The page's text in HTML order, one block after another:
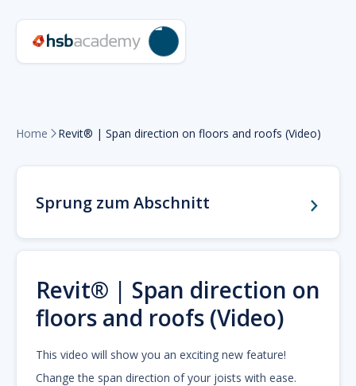
Home  Revit® | Span direction on floors and roofs (Video)
Sprung zum Abschnitt
Revit® | Span direction on
floors and roofs (Video)
This video will show you an exciting new feature!
Change the span direction of your joists with ease.